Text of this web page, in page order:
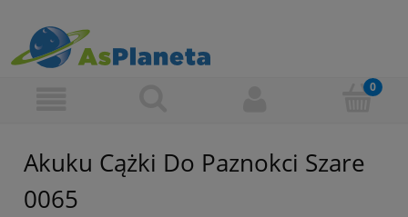
Akuku Cążki Do Paznokci Szare
0065